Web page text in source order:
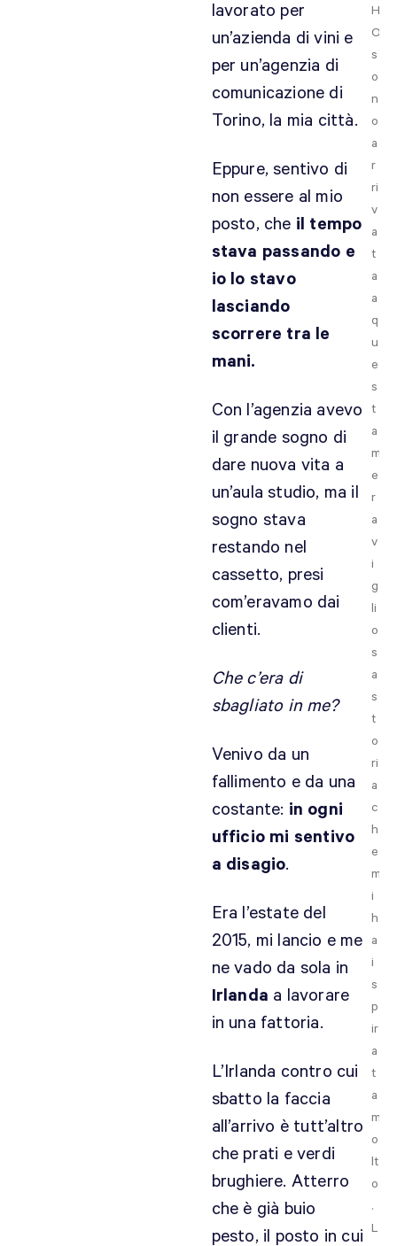
lavorato per
un’azienda di vini e
per un’agenzia di
comunicazione di
Torino, la mia città.
Eppure, sentivo di
non essere al mio
posto, che il tempo
stava passando e
io lo stavo
lasciando
scorrere tra le
mani.
Con l’agenzia avevo
il grande sogno di
dare nuova vita a
un’aula studio, ma il
sogno stava
restando nel
cassetto, presi
com’eravamo dai
clienti.
Che c’era di
sbagliato in me?
Venivo da un
fallimento e da una
costante: in ogni
ufficio mi sentivo
a disagio.
Era l’estate del
2015, mi lancio e me
ne vado da sola in
Irlanda a lavorare
in una fattoria.
L’Irlanda contro cui
sbatto la faccia
all’arrivo è tutt’altro
che prati e verdi
brughiere. Atterro
che è già buio
pesto, il posto in cui
H
O
s
o
n
o
a
r
ri
v
a
t
a
a
q
u
e
s
t
a
m
e
r
a
v
i
g
li
o
s
a
s
t
o
ri
a
c
h
e
m
i
h
a
i
s
p
ir
a
t
a
m
o
lt
o
.
L